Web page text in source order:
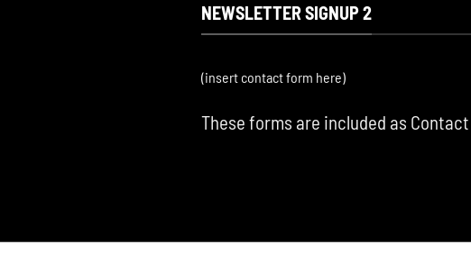
NEWSLETTER SIGNUP 2
(insert contact form here)
These forms are included as